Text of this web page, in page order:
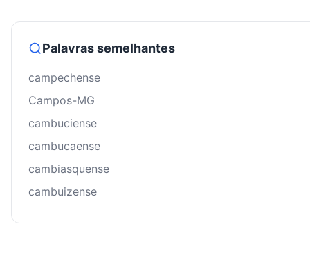
Palavras semelhantes
campechense
Campos-MG
cambuciense
cambucaense
cambiasquense
cambuizense